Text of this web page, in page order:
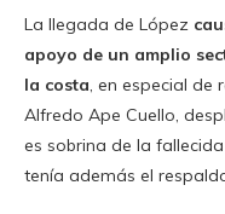
La llegada de López
apoyo de un amplio
la costa, en especial de
Alfredo Ape Cuello,
es sobrina de la
tenía además el